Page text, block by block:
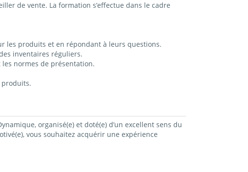
de vente. La formation s’effectue dans le cadre
les produits et en répondant à leurs questions.
inventaires réguliers.
normes de présentation.
produits.
organisé(e) et doté(e) d’un excellent sens du
vous souhaitez acquérir une expérience